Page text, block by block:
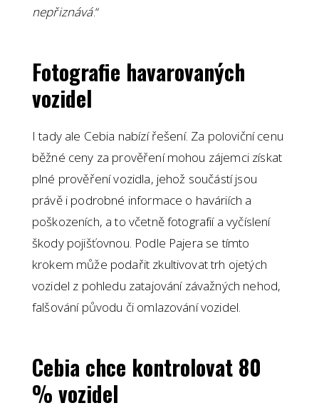
nepřiznává.“
Fotografie havarovaných
vozidel
I tady ale Cebia nabízí řešení. Za poloviční cenu
běžné ceny za prověření mohou zájemci získat
plné prověření vozidla, jehož součástí jsou
právě i podrobné informace o haváriích a
poškozeních, a to včetně fotografií a vyčíslení
škody pojišťovnou. Podle Pajera se tímto
krokem může podařit zkultivovat trh ojetých
vozidel z pohledu zatajování závažných nehod,
falšování původu či omlazování vozidel.
Cebia chce kontrolovat 80
% vozidel